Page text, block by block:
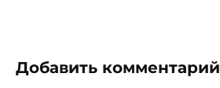
Добавить комментарий